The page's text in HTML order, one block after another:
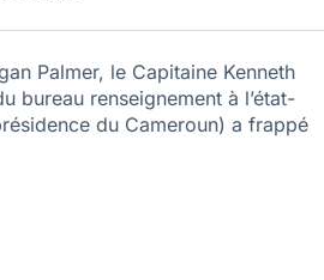
Palmer, le Capitaine Kenneth
bureau renseignement à l’état-
du Cameroun) a frappé